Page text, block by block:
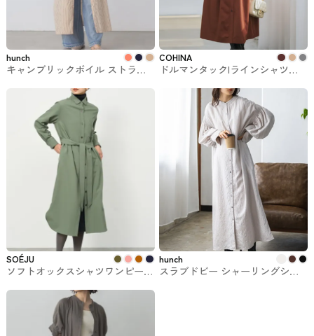
hunch
キャンブリックボイル ストライ
ース lil nina（リル・ニーナ）
COHINA
ドルマンタックIラインシャツワ
SOÉJU
ソフトオックスシャツワンピース
hunch
スラブドビー シャーリングシャ